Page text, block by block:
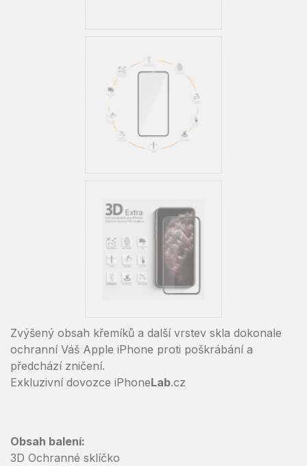
Zvýšený obsah křemíků a další vrstev skla dokonale
ochranní Váš Apple iPhone proti poškrábání a
předchází zničení.
Exkluzivní dovozce iPhoneLab.cz
Obsah balení:
3D Ochranné sklíčko